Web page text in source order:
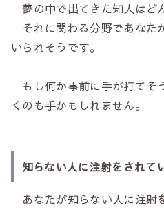
夢の中で出てきた知人はど
それに関わる分野であなた
いられそうです。
もし何か事前に手が打てそ
くのも手かもしれません。
知らない人に注射をされ
あなたが知らない人に注射